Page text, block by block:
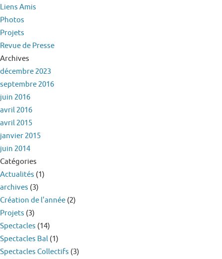
Liens Amis
Photos
Projets
Revue de Presse
Archives
décembre 2023
septembre 2016
juin 2016
avril 2016
avril 2015
janvier 2015
juin 2014
Catégories
Actualités (1)
archives (3)
Création de l'année (2)
Projets (3)
Spectacles (14)
Spectacles Bal (1)
Spectacles Collectifs (3)